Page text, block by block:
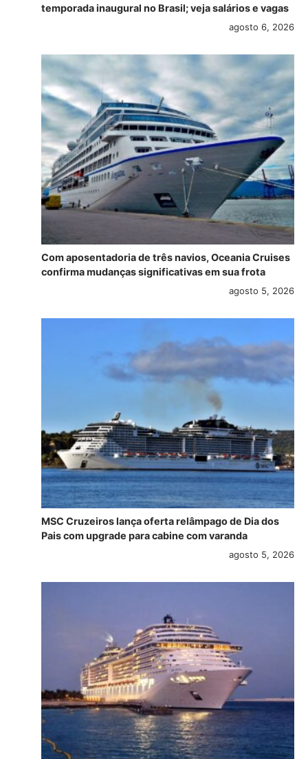
temporada inaugural no Brasil; veja salários e vagas
agosto 6, 2026
Com aposentadoria de três navios, Oceania Cruises
confirma mudanças significativas em sua frota
agosto 5, 2026
MSC Cruzeiros lança oferta relâmpago de Dia dos
Pais com upgrade para cabine com varanda
agosto 5, 2026